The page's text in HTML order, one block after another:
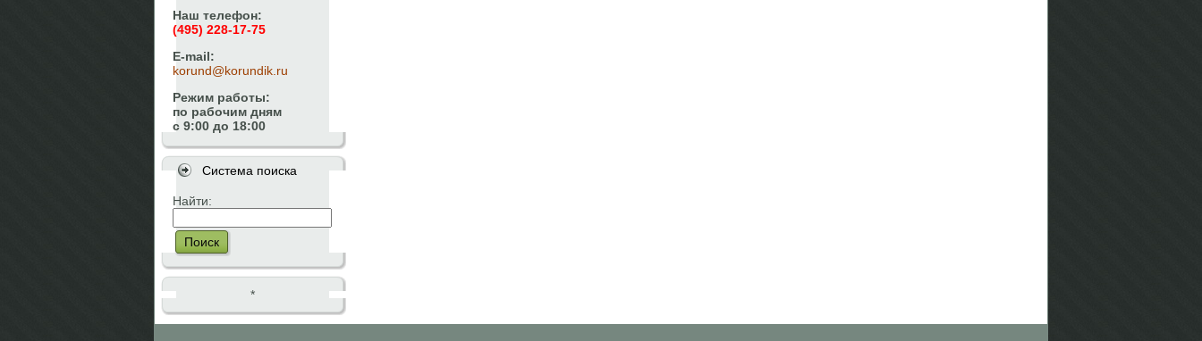
Наш телефон:
(495) 228-17-75
E-mail:
korund@korundik.ru
Режим работы:
по рабочим дням
с 9:00 до 18:00
Система поиска
Найти:
Поиск
*